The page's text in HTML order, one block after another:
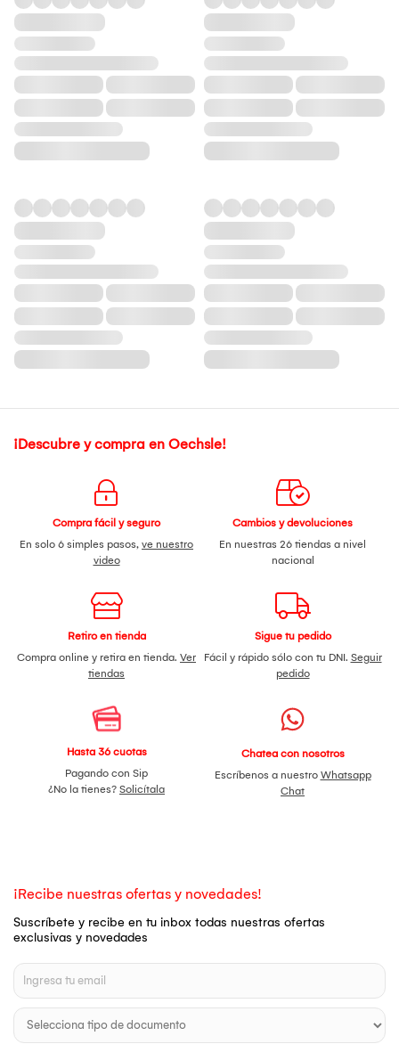
¡Descubre y compra en Oechsle!
Compra fácil y seguro
En solo 6 simples pasos, ve nuestro
video
Cambios y devoluciones
En nuestras 26 tiendas a nivel
nacional
Retiro en tienda
Compra online y retira en tienda. Ver
tiendas
Sigue tu pedido
Fácil y rápido sólo con tu DNI. Seguir
pedido
Hasta 36 cuotas
Pagando con Sip
¿No la tienes? Solicítala
Chatea con nosotros
Escríbenos a nuestro Whatsapp
Chat
¡Recibe nuestras ofertas y novedades!
Suscríbete y recibe en tu inbox todas nuestras ofertas
exclusivas y novedades